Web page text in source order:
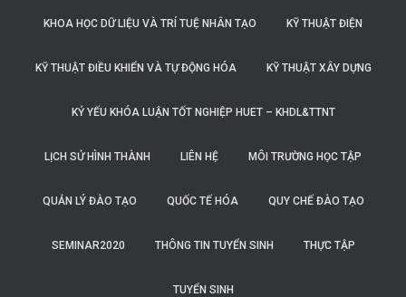
KHOA HỌC DỮ LIỆU VÀ TRÍ TUỆ NHÂN TẠO KỸ THUẬT ĐIỆN
KỸ THUẬT ĐIỀU KHIỂN VÀ TỰ ĐỘNG HÓA KỸ THUẬT XÂY DỰNG
KỶ YẾU KHÓA LUẬN TỐT NGHIỆP HUET – KHDL&TTNT
LỊCH SỬ HÌNH THÀNH LIÊN HỆ MÔI TRƯỜNG HỌC TẬP
QUẢN LÝ ĐÀO TẠO QUỐC TẾ HÓA QUY CHẾ ĐÀO TẠO
SEMINAR2020 THÔNG TIN TUYỂN SINH THỰC TẬP
TUYỂN SINH